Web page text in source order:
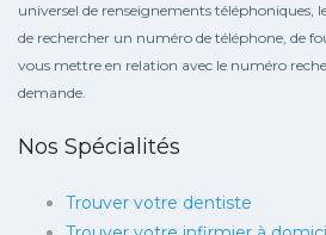
universel de renseignements téléphoniques,
de rechercher un numéro de téléphone, de
vous mettre en relation avec le numéro
demande.
Nos Spécialités
Trouver votre dentiste